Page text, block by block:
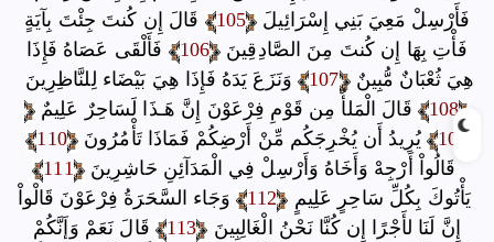
فَأَرْسِلْ مَعِيَ بَنِي إِسْرَائِيلَ
105
قَالَ إِن كُنتَ جِئْتَ بِآيَةٍ
فَأْتِ بِهَا إِن كُنتَ مِنَ الصَّادِقِينَ 106
فَأَلْقَى عَصَاهُ فَإِذَا
هِيَ ثُعْبَانٌ مُّبِينٌ 107 وَنَزَعَ يَدَهُ فَإِذَا هِيَ بَيْضَاء لِلنَّاظِرِينَ
108
قَالَ الْمَلأُ مِن قَوْمِ فِرْعَوْنَ إِنَّ هَـذَا لَسَاحِرٌ عَلِيمٌ
109 يُرِيدُ أَن يُخْرِجَكُم مِّنْ أَرْضِكُمْ فَمَاذَا تَأْمُرُونَ 110
قَالُواْ أَرْجِهْ وَأَخَاهُ وَأَرْسِلْ فِي الْمَدَآئِنِ حَاشِرِينَ
111
يَأْتُوكَ بِكُلِّ سَاحِرٍ عَلِيمٍ
112
وَجَاء السَّحَرَةُ فِرْعَوْنَ قَالْواْ
إِنَّ لَنَا لأَجْرًا إِن كُنَّا نَحْنُ الْغَالِبِينَ
113
قَالَ نَعَمْ وَإَنَّكُمْ